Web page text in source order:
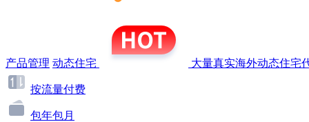
产品管理 动态住宅 大量真实海外动态住宅
按流量付费
包年包月